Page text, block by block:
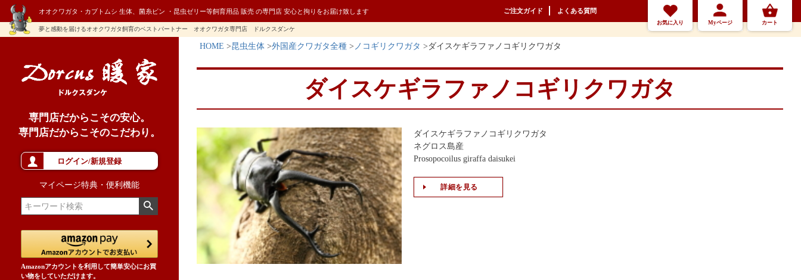
オオクワガタ・カブトムシ 生体、菌糸ビン ・昆虫ゼリー等飼育用品 販売 の専門店 安心と拘りをお届け致します ご注文ガイド よくある質問
夢と感動を届けるオオクワガタ飼育のベストパートナー オオクワガタ専門店 ドルクスダンケ
お気に入り Myページ カート
専門店だからこその安心。
専門店だからこそのこだわり。
ログイン/新規登録
マイページ特典・便利機能
Amazonアカウントを利用して簡単安心にお買
い物をしていただけます。
HOME 昆虫生体 外国産クワガタ全種 ノコギリクワガタ ダイスケギラファノコギリクワガタ
ダイスケギラファノコギリクワガタ
ダイスケギラファノコギリクワガタ
ネグロス島産
Prosopocoilus giraffa daisukei
詳細を見る